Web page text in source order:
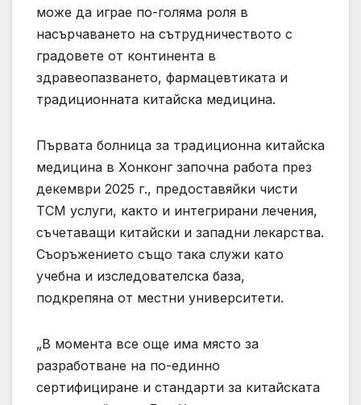
може да играе по-голяма роля в
насърчаването на сътрудничеството с
градовете от континента в
здравеопазването, фармацевтиката и
традиционната китайска медицина.
Първата болница за традиционна китайска
медицина в Хонконг започна работа през
декември 2025 г., предоставяйки чисти
TCM услуги, както и интегрирани лечения,
съчетаващи китайски и западни лекарства.
Съоръжението също така служи като
учебна и изследователска база,
подкрепяна от местни университети.
„В момента все още има място за
разработване на по-единно
сертифициране и стандарти за китайската